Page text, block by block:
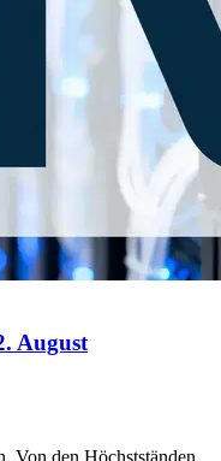
August
Von den Höchstständen